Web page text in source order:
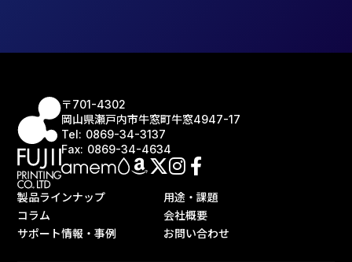
〒701-4302
岡山県瀬戸内市牛窓町牛窓4947-17
Tel: 0869-34-3137
Fax: 0869-34-4634
製品ラインナップ
コラム
サポート情報・事例
用途・課題
会社概要
お問い合わせ